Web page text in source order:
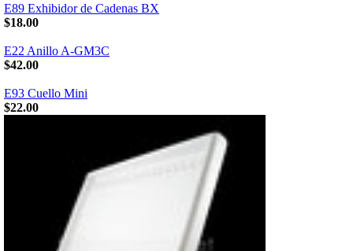
E89 Exhibidor de Cadenas BX
$18.00
E22 Anillo A-GM3C
$42.00
E93 Cuello Mini
$22.00